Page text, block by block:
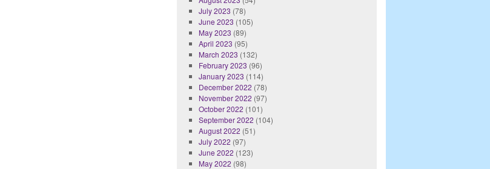
July 2023 (78)
June 2023 (105)
May 2023 (89)
April 2023 (95)
March 2023 (132)
February 2023 (96)
January 2023 (114)
December 2022 (78)
November 2022 (97)
October 2022 (101)
September 2022 (104)
August 2022 (51)
July 2022 (97)
June 2022 (123)
May 2022 (98)